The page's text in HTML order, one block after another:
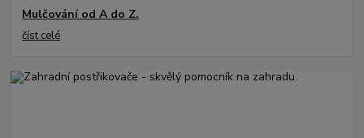
Mulčování od A do Z.
číst celé